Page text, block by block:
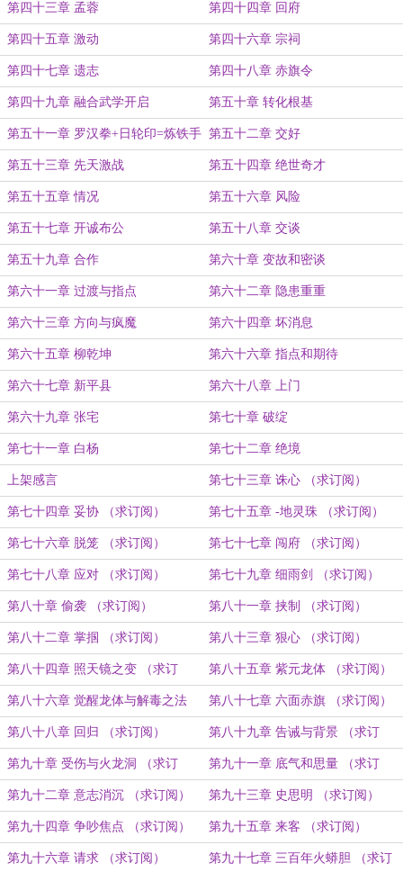
第四十三章 孟蓉 第四十四章 回府
第四十五章 激动 第四十六章 宗祠
第四十七章 遗志 第四十八章 赤旗令
第四十九章 融合武学开启 第五十章 转化根基
第五十一章 罗汉拳+日轮印=炼铁手 第五十二章 交好
第五十三章 先天激战 第五十四章 绝世奇才
第五十五章 情况 第五十六章 风险
第五十七章 开诚布公 第五十八章 交谈
第五十九章 合作 第六十章 变故和密谈
第六十一章 过渡与指点 第六十二章 隐患重重
第六十三章 方向与疯魔 第六十四章 坏消息
第六十五章 柳乾坤 第六十六章 指点和期待
第六十七章 新平县 第六十八章 上门
第六十九章 张宅 第七十章 破绽
第七十一章 白杨 第七十二章 绝境
上架感言 第七十三章 诛心 （求订阅）
第七十四章 妥协 （求订阅） 第七十五章 -地灵珠 （求订阅）
第七十六章 脱笼 （求订阅） 第七十七章 闯府 （求订阅）
第七十八章 应对 （求订阅） 第七十九章 细雨剑 （求订阅）
第八十章 偷袭 （求订阅） 第八十一章 挟制 （求订阅）
第八十二章 掌掴 （求订阅） 第八十三章 狠心 （求订阅）
第八十四章 照天镜之变 （求订
阅）
第八十五章 紫元龙体 （求订阅）
第八十六章 觉醒龙体与解毒之法
（求订阅）
第八十七章 六面赤旗 （求订阅）
第八十八章 回归 （求订阅） 第八十九章 告诫与背景 （求订
阅）
第九十章 受伤与火龙洞 （求订
阅）
第九十一章 底气和思量 （求订
阅）
第九十二章 意志消沉 （求订阅） 第九十三章 史思明 （求订阅）
第九十四章 争吵焦点 （求订阅） 第九十五章 来客 （求订阅）
第九十六章 请求 （求订阅） 第九十七章 三百年火蟒胆 （求订